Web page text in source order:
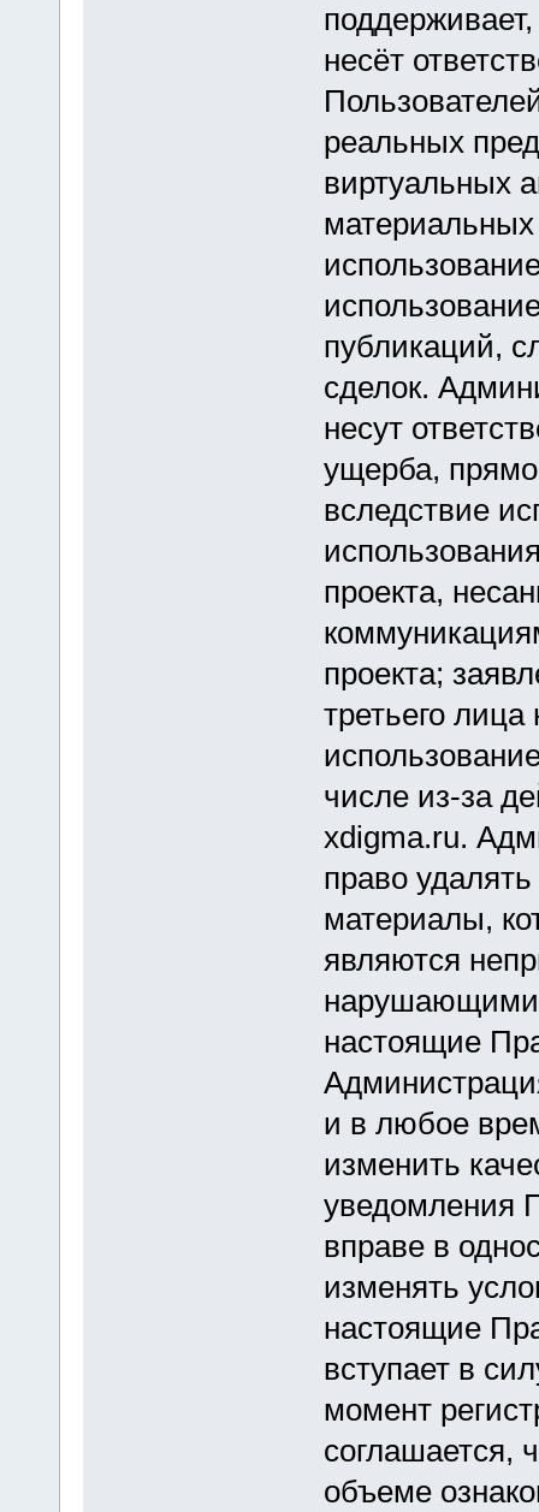
несёт
реальных
виртуальных
публикаций,
сделок.
несут
ущерба,
вследствие
проекта,
проекта;
третьего
числе из-за
xdigma.ru.
право
материалы,
являются
нарушающими
настоящие
и в любое
изменить
уведомления
вправе в
изменять
настоящие
вступает в
момент
соглашается,
объеме